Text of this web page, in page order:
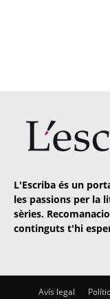
L'Escriba és un
les passions per la
sèries.
continguts t'hi
Avís legal